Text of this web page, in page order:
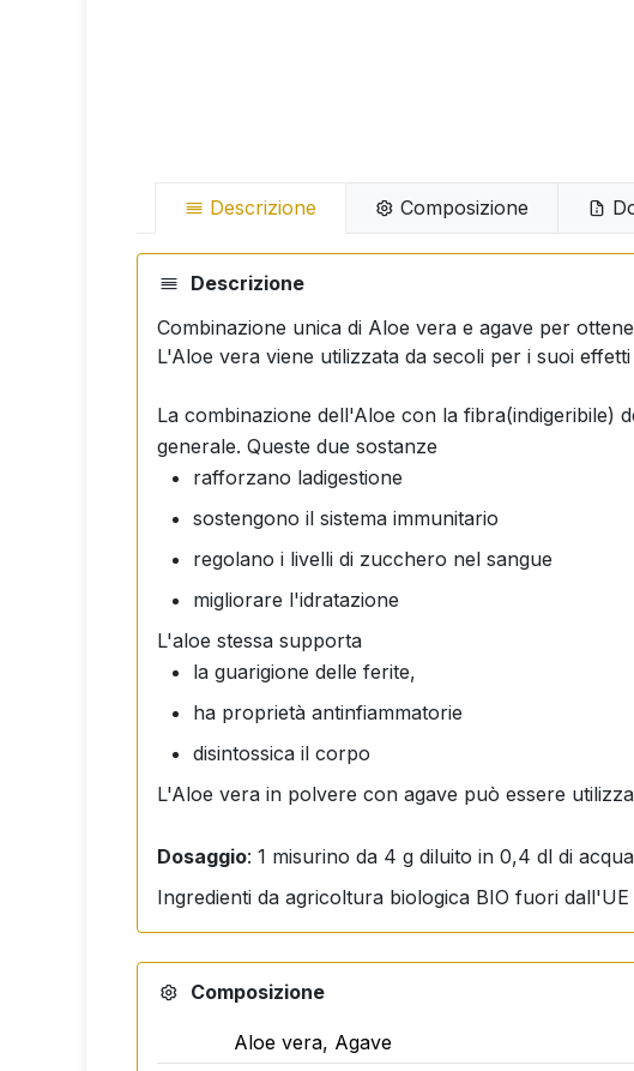
Descrizione Composizione
Descrizione
Combinazione unica di Aloe vera e agave per
L'Aloe vera viene utilizzata da secoli per i suoi
La combinazione dell'Aloe con la fibra(indigeribile)
generale. Queste due sostanze
rafforzano ladigestione
sostengono il sistema immunitario
regolano i livelli di zucchero nel sangue
migliorare l'idratazione
L'aloe stessa supporta
la guarigione delle ferite,
ha proprietà antinfiammatorie
disintossica il corpo
L'Aloe vera in polvere con agave può essere
Dosaggio: 1 misurino da 4 g diluito in 0,4 dl di
Ingredienti da agricoltura biologica BIO fuori dall'UE
Composizione
Aloe vera, Agave